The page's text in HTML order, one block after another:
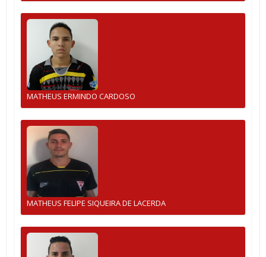
MATHEUS ERMINDO CARDOSO
MATHEUS FELIPE SIQUEIRA DE LACERDA